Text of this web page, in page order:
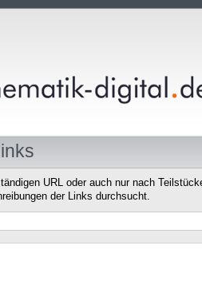
URL oder auch nur nach
der Links durchsucht.